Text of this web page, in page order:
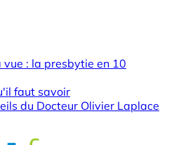
: la presbytie en 10
faut savoir
du Docteur Olivier Laplace